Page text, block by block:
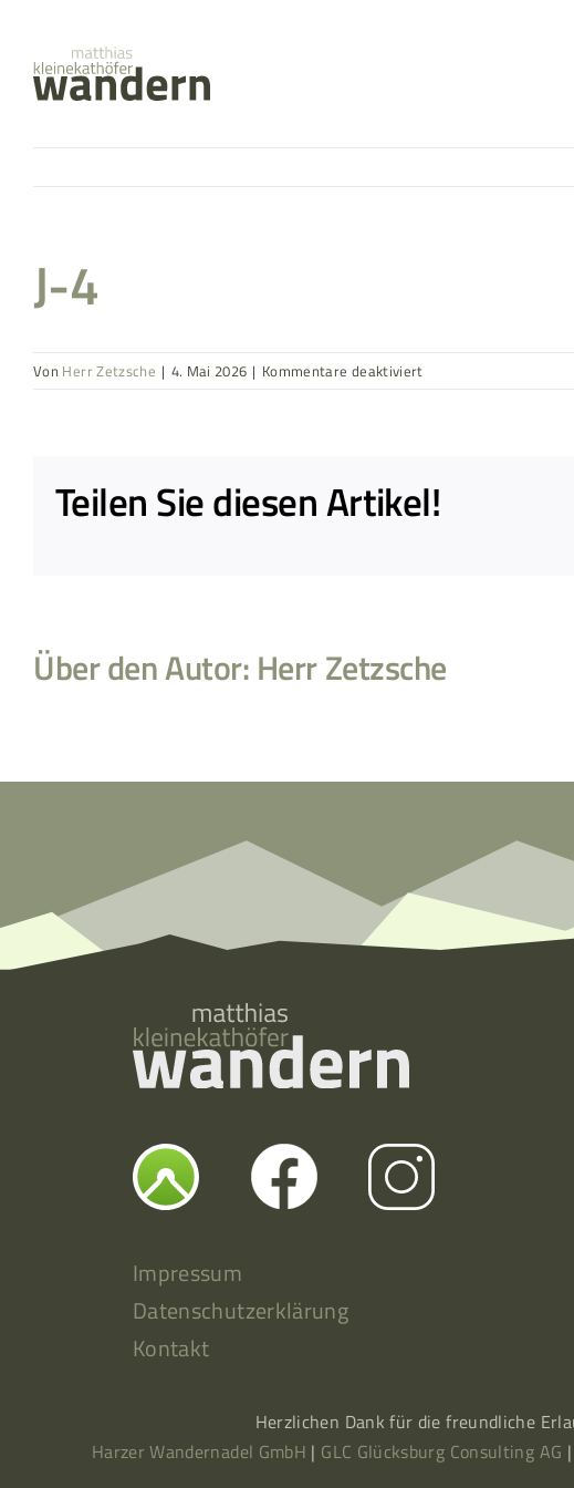
springen
Inhalt
springen
J-4
Von Herr Zetzsche | 4. Mai 2026 | Kommentare deaktiviertfür
Teilen Sie diesen Artikel!
Über den Autor:Herr Zetzsche
Impressum
Datenschutzerklärung
Kontakt
Herzlichen Dank für die freundliche
Harzer Wandernadel GmbH | GLC Glücksburg Consulting AG |